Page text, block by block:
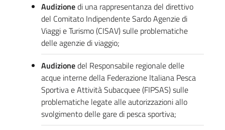
Audizionedi una rappresentanza del direttivo
del Comitato Indipendente Sardo Agenzie di
Viaggi e Turismo (CISAV) sulle problematiche
delle agenzie di viaggio;
Audizionedel Responsabile regionale delle
acque interne della Federazione Italiana Pesca
Sportiva e Attività Subacquee (FIPSAS) sulle
problematiche legate alle autorizzazioni allo
svolgimento delle gare di pesca sportiva;